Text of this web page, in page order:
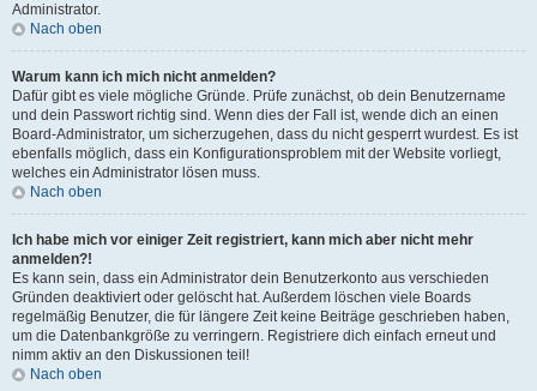
Administrator.
Nach oben
Warum kann ich mich nicht anmelden?
Dafür gibt es viele mögliche Gründe. Prüfe zunächst, ob dein Benutzername
und dein Passwort richtig sind. Wenn dies der Fall ist, wende dich an einen
Board-Administrator, um sicherzugehen, dass du nicht gesperrt wurdest. Es ist
ebenfalls möglich, dass ein Konfigurationsproblem mit der Website vorliegt,
welches ein Administrator lösen muss.
Nach oben
Ich habe mich vor einiger Zeit registriert, kann mich aber nicht mehr
anmelden?!
Es kann sein, dass ein Administrator dein Benutzerkonto aus verschieden
Gründen deaktiviert oder gelöscht hat. Außerdem löschen viele Boards
regelmäßig Benutzer, die für längere Zeit keine Beiträge geschrieben haben,
um die Datenbankgröße zu verringern. Registriere dich einfach erneut und
nimm aktiv an den Diskussionen teil!
Nach oben